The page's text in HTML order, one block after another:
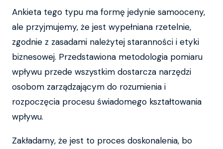
Ankieta tego typu ma formę jedynie samooceny,
ale przyjmujemy, że jest wypełniana rzetelnie,
zgodnie z zasadami należytej staranności i etyki
biznesowej. Przedstawiona metodologia pomiaru
wpływu przede wszystkim dostarcza narzędzi
osobom zarządzającym do rozumienia i
rozpoczęcia procesu świadomego kształtowania
wpływu.
Zakładamy, że jest to proces doskonalenia, bo